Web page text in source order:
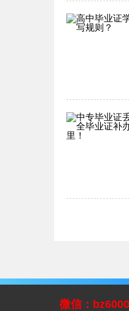
微信：